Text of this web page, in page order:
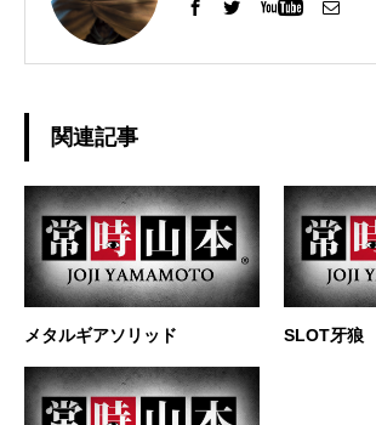
関連記事
メタルギアソリッド SLOT牙狼